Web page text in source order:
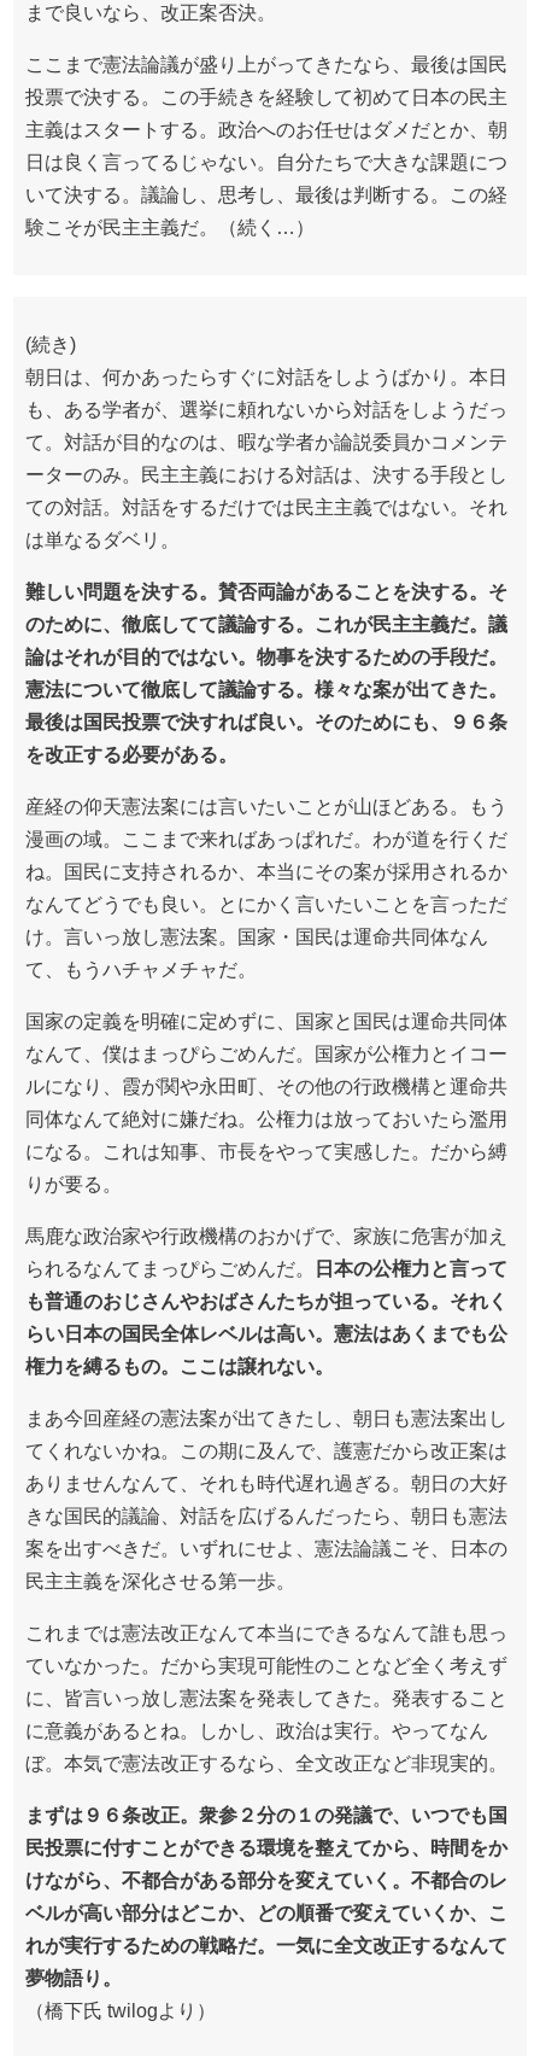
まで良いなら、改正案否決。
ここまで憲法論議が盛り上がってきたなら、最後は国民
投票で決する。この手続きを経験して初めて日本の民主
主義はスタートする。政治へのお任せはダメだとか、朝
日は良く言ってるじゃない。自分たちで大きな課題につ
いて決する。議論し、思考し、最後は判断する。この経
験こそが民主主義だ。（続く…）
(続き)
朝日は、何かあったらすぐに対話をしようばかり。本日
も、ある学者が、選挙に頼れないから対話をしようだっ
て。対話が目的なのは、暇な学者か論説委員かコメンテ
ーターのみ。民主主義における対話は、決する手段とし
ての対話。対話をするだけでは民主主義ではない。それ
は単なるダベリ。
難しい問題を決する。賛否両論があることを決する。そ
のために、徹底してて議論する。これが民主主義だ。議
論はそれが目的ではない。物事を決するための手段だ。
憲法について徹底して議論する。様々な案が出てきた。
最後は国民投票で決すれば良い。そのためにも、９６条
を改正する必要がある。
産経の仰天憲法案には言いたいことが山ほどある。もう
漫画の域。ここまで来ればあっぱれだ。わが道を行くだ
ね。国民に支持されるか、本当にその案が採用されるか
なんてどうでも良い。とにかく言いたいことを言っただ
け。言いっ放し憲法案。国家・国民は運命共同体なん
て、もうハチャメチャだ。
国家の定義を明確に定めずに、国家と国民は運命共同体
なんて、僕はまっぴらごめんだ。国家が公権力とイコー
ルになり、霞が関や永田町、その他の行政機構と運命共
同体なんて絶対に嫌だね。公権力は放っておいたら濫用
になる。これは知事、市長をやって実感した。だから縛
りが要る。
馬鹿な政治家や行政機構のおかげで、家族に危害が加え
られるなんてまっぴらごめんだ。
日本の公権力と言って
も普通のおじさんやおばさんたちが担っている。それく
らい日本の国民全体レベルは高い。憲法はあくまでも公
権力を縛るもの。ここは譲れない。
まあ今回産経の憲法案が出てきたし、朝日も憲法案出し
てくれないかね。この期に及んで、護憲だから改正案は
ありませんなんて、それも時代遅れ過ぎる。朝日の大好
きな国民的議論、対話を広げるんだったら、朝日も憲法
案を出すべきだ。いずれにせよ、憲法論議こそ、日本の
民主主義を深化させる第一歩。
これまでは憲法改正なんて本当にできるなんて誰も思っ
ていなかった。だから実現可能性のことなど全く考えず
に、皆言いっ放し憲法案を発表してきた。発表すること
に意義があるとね。しかし、政治は実行。やってなん
ぼ。本気で憲法改正するなら、全文改正など非現実的。
まずは９６条改正。衆参２分の１の発議で、いつでも国
民投票に付すことができる環境を整えてから、時間をか
けながら、不都合がある部分を変えていく。不都合のレ
ベルが高い部分はどこか、どの順番で変えていくか、こ
れが実行するための戦略だ。一気に全文改正するなんて
夢物語り。
（橋下氏 twilogより）